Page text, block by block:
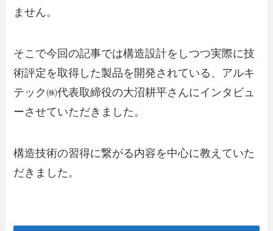
ません。
そこで今回の記事では構造設計をしつつ実際に技
術評定を取得した製品を開発されている、アルキ
テック㈱代表取締役の大沼耕平さんにインタビュ
ーさせていただきました。
構造技術の習得に繋がる内容を中心に教えていた
だきました。